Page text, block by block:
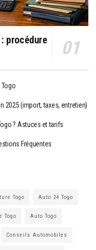
procédure
2025 (import, taxes, entretien)
? Astuces et tarifs
Fréquentes
Togo Auto 24 Togo
Togo Auto Togo
Conseils Automobiles